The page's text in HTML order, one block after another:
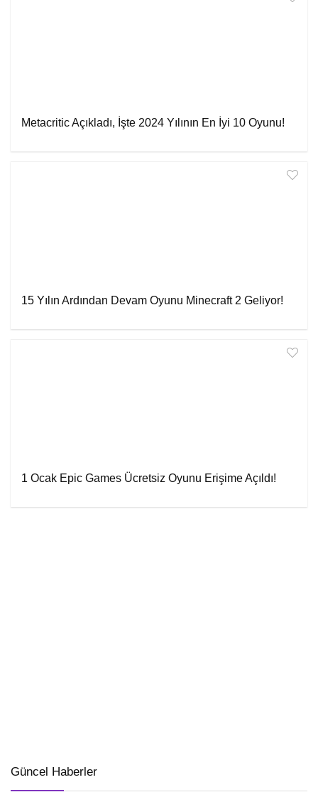
Metacritic Açıkladı, İşte 2024 Yılının En İyi 10 Oyunu!
15 Yılın Ardından Devam Oyunu Minecraft 2 Geliyor!
1 Ocak Epic Games Ücretsiz Oyunu Erişime Açıldı!
Güncel Haberler